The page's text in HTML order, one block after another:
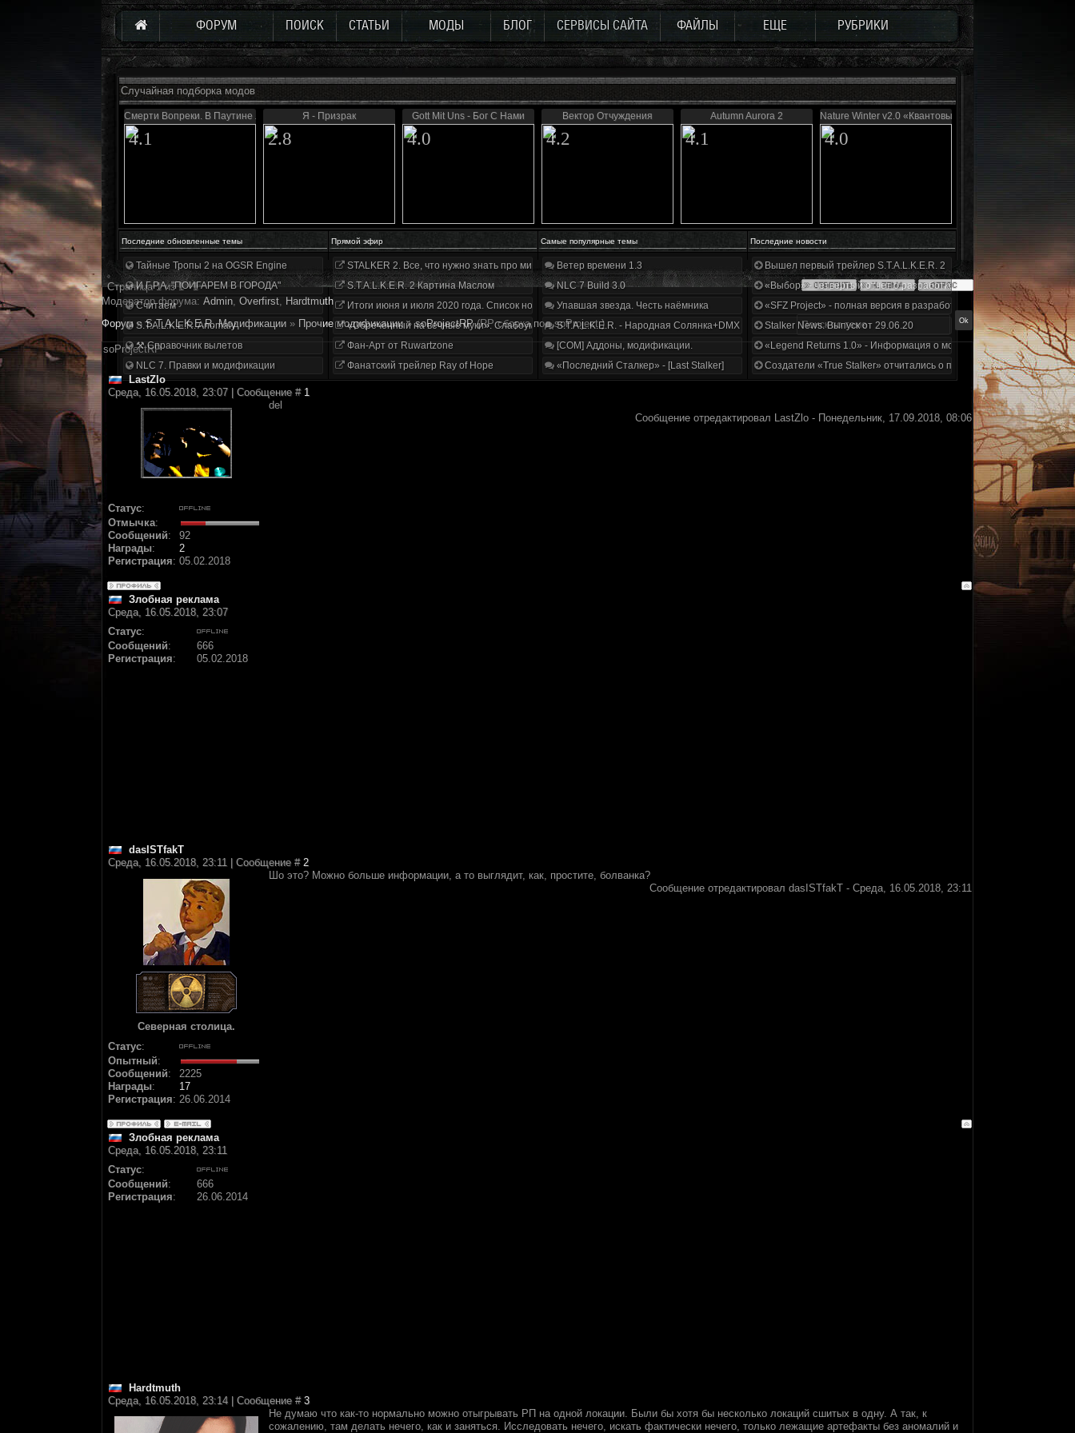
ФОРУМ ПОИСК СТАТЬИ МОДЫ БЛОГ СЕРВИСЫ САЙТА ФАЙЛЫ ЕЩЕ РУБРИКИ
Случайная подборка модов
Смерти Вопреки. В Паутине лжи
4.1
Я - Призрак
2.8
Gott Mit Uns - Бог С Нами
4.0
Вектор Отчуждения
4.2
Autumn Aurora 2
4.1
Nature Winter v2.0 «Квантовый скачок»
4.0
Последние обновленные темы Прямой эфир Самые популярные темы Последние новости
Тайные Тропы 2 на OGSR Engine
И.Г.Р.А. "ПОИГАРЕМ В ГОРОДА"
Считаем
S.T.A.L.K.E.R. Anomaly
⚒ Справочник вылетов
NLC 7. Правки и модификации
STALKER 2. Все, что нужно знать про мир, геймплей и сюжет | Разбор трейлера
S.T.A.L.K.E.R. 2 Картина Маслом
Итоги июня и июля 2020 года. Список нововведений
«Обречённый на вечные муки». Слабоумие и отвага
Фан-Арт от Ruwartzone
Фанатский трейлер Ray of Hope
Ветер времени 1.3
NLC 7 Build 3.0
Упавшая звезда. Честь наёмника
S.T.A.L.K.E.R. - Народная Солянка+DMX 1.3.5.ООП.МА.К.
[COM] Аддоны, модификации.
«Последний Сталкер» - [Last Stalker]
Вышел первый трейлер S.T.A.L.K.E.R. 2
«Выбор» - четвертый отчет о разработке!
«SFZ Project» - полная версия в разработке!
Stalker News. Выпуск от 29.06.20
«Legend Returns 1.0» - Информация о моде за июнь 2020
Создатели «True Stalker» отчитались о проделанной работе
Страница1из1
1
Модератор форума: Аdmin, Overfirst, Hardtmuth
Форум » S.T.A.L.K.E.R. Модификации » Прочие модификации » soProjectRP (RP сборка под soProject.)
soProjectRP
LastZlo
Среда, 16.05.2018, 23:07 | Сообщение # 1
Статус:
Отмычка:
Сообщений:
92
Награды:
2
Регистрация: 05.02.2018
del
Сообщение отредактировал LastZlo - Понедельник, 17.09.2018, 08:06
Злобная реклама
Среда, 16.05.2018, 23:07
Статус:
Сообщений:
666
Регистрация: 05.02.2018
dasISTfakT
Среда, 16.05.2018, 23:11 | Сообщение # 2
Северная столица.
Статус:
Опытный:
Сообщений:
2225
Награды:
17
Регистрация: 26.06.2014
Шо это? Можно больше информации, а то выглядит, как, простите, болванка?
Сообщение отредактировал dasISTfakT - Среда, 16.05.2018, 23:11
Злобная реклама
Среда, 16.05.2018, 23:11
Статус:
Сообщений:
666
Регистрация: 26.06.2014
Hardtmuth
Среда, 16.05.2018, 23:14 | Сообщение # 3
Не думаю что как-то нормально можно отыгрывать РП на одной локации. Были бы хотя бы несколько локаций сшитых в одну. А так, к
сожалению, там делать нечего, как и заняться. Исследовать нечего, искать фактически нечего, только лежащие артефакты без аномалий и